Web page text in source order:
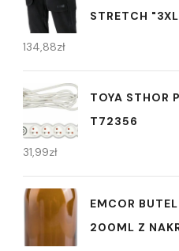
STRETCH
134,88zł
TOYA STHOR
T72356
31,99zł
EMCOR
200ML Z